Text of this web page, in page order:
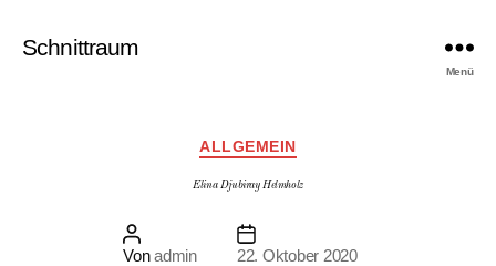
Schnittraum
Menü
Kategorien
ALLGEMEIN
Elina Djubiray Helmholz
Beitragsautor
Vonadmin
22. Oktober 2020